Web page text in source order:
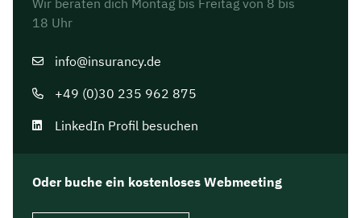
Wir beraten dich Montag bis Freitag von 8 bis
18 Uhr
info@insurancy.de
+49 (0)30 235 962 875
LinkedIn Profil besuchen
Oder buche ein kostenloses Webmeeting